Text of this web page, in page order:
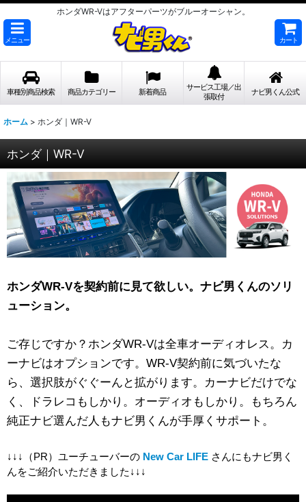
ホンダWR-Vはアフターパーツがブルーオーシャン。
メニュー カート
車種別商品検索 商品カテゴリー 新着商品
サービス工場／出
張取付
ナビ男くん公式
ホーム > ホンダ｜WR-V
ホンダ｜WR-V
ホンダWR-Vを契約前に見て欲しい。ナビ男くんのソリ
ューション。
ご存じですか？ホンダWR-Vは全車オーディオレス。カ
ーナビはオプションです。WR-V契約前に気づいたな
ら、選択肢がぐぐーんと拡がります。カーナビだけでな
く、ドラレコもしかり。オーディオもしかり。もちろん
純正ナビ選んだ人もナビ男くんが手厚くサポート。
↓↓↓（PR）ユーチューバーの New Car LIFE さんにもナビ男く
んをご紹介いただきました↓↓↓